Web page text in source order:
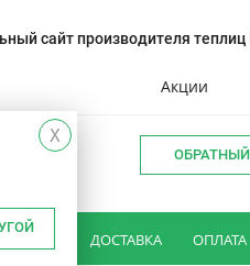
сайт производителя
X
Акции
ДОСТАВКА ОПЛАТА